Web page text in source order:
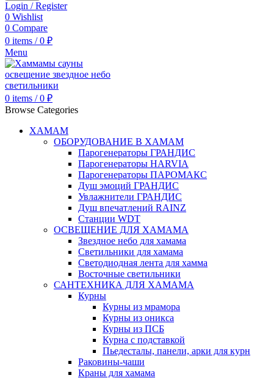
Login / Register
0 Wishlist
0 Compare
0 items / 0 ₽
Menu
0 items / 0 ₽
Browse Categories
ХАМАМ
ОБОРУДОВАНИЕ В ХАМАМ
Парогенераторы ГРАНДИС
Парогенераторы HARVIA
Парогенераторы ПАРОМАКС
Душ эмоций ГРАНДИС
Увлажнители ГРАНДИС
Душ впечатлений RAINZ
Станции WDT
ОСВЕЩЕНИЕ ДЛЯ ХАМАМА
Звездное небо для хамама
Светильники для хамама
Светодиодная лента для хамма
Восточные светильники
САНТЕХНИКА ДЛЯ ХАМАМА
Курны
Курны из мрамора
Курны из оникса
Курны из ПСБ
Курна с подставкой
Пьедесталы, панели, арки для курн
Раковины-чаши
Краны для хамама